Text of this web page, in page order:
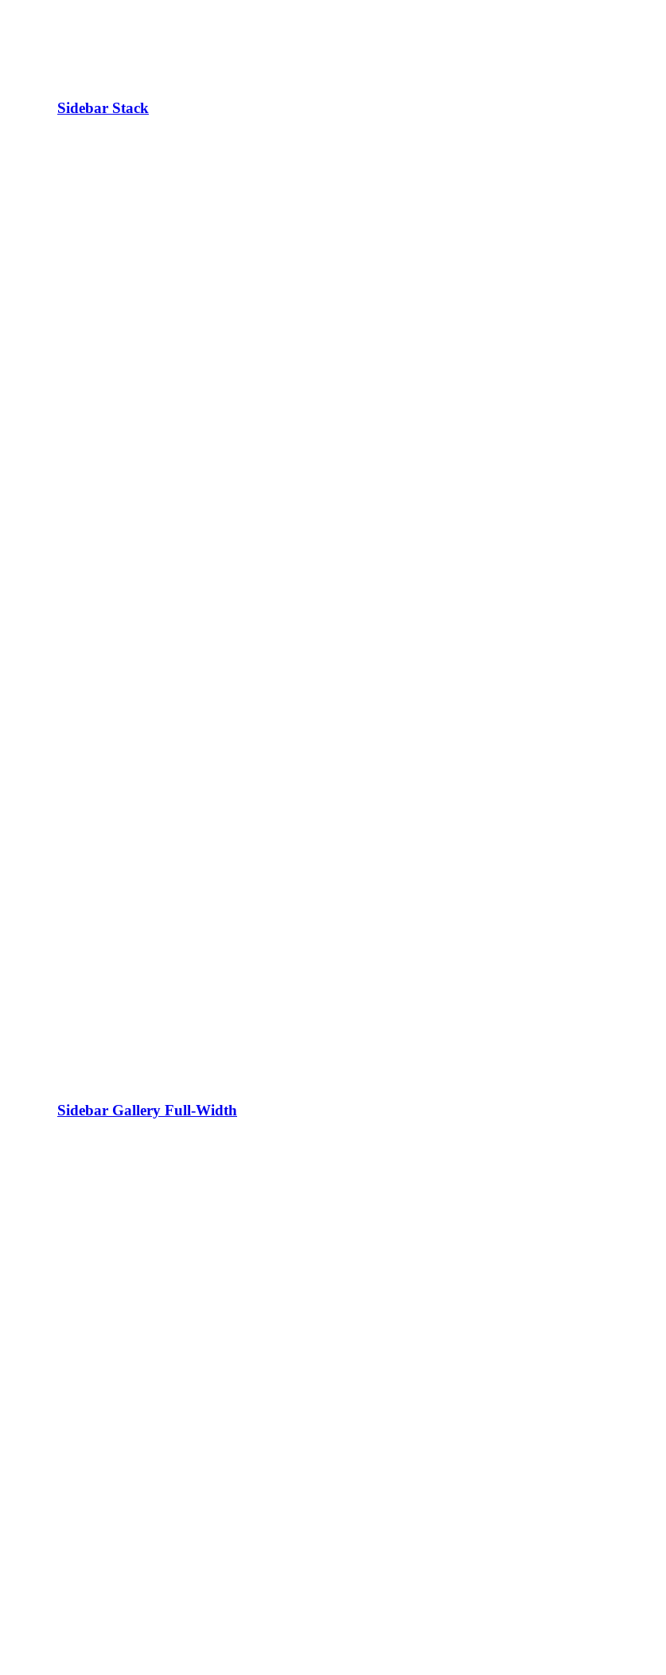
Sidebar Stack
Sidebar Gallery Full-Width